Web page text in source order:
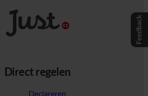
Direct regelen
Declareren